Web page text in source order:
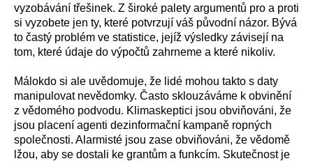
vyzobávání třešinek. Z široké palety argumentů pro a proti
si vyzobete jen ty, které potvrzují váš původní názor. Bývá
to častý problém ve statistice, jejíž výsledky závisejí na
tom, které údaje do výpočtů zahrneme a které nikoliv.
Málokdo si ale uvědomuje, že lidé mohou takto s daty
manipulovat nevědomky. Často sklouzáváme k obvinění
z vědomého podvodu. Klimaskeptici jsou obviňováni, že
jsou placení agenti dezinformační kampaně ropných
společnosti. Alarmisté jsou zase obviňováni, že vědomě
lžou, aby se dostali ke grantům a funkcím. Skutečnost je